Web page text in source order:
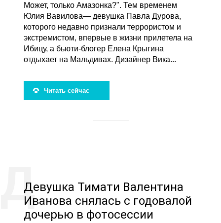
Может, только Амазонка?". Тем временем
Юлия Вавилова— девушка Павла Дурова,
которого недавно признали террористом и
экстремистом, впервые в жизни прилетела на
Ибицу, а бьюти-блогер Елена Крыгина
отдыхает на Мальдивах. Дизайнер Вика...
Читать сейчас
Девушка Тимати Валентина
Иванова снялась с годовалой
дочерью в фотосессии